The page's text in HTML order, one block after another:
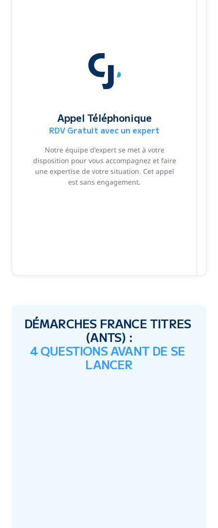
Appel Téléphonique
RDV Gratuit avec un expert
Notre équipe d'expert se met à votre
disposition pour vous accompagnez et faire
une expertise de votre situation. Cet appel
est sans engagement.
DÉMARCHES FRANCE TITRES
(ANTS) :
4 QUESTIONS AVANT DE SE
LANCER